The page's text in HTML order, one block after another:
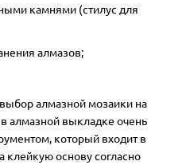
камнями (стилус для
алмазов;
алмазной мозаики на
алмазной выкладке очень
который входит в
клейкую основу согласно